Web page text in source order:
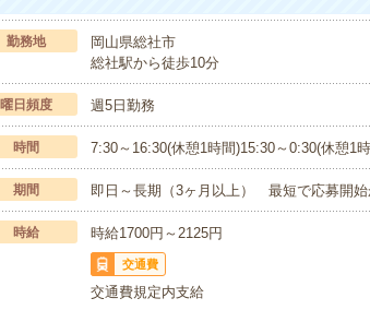
勤務地
岡山県総社市
総社駅から徒歩10分
曜日頻度 週5日勤務
時間 7:30～16:30(休憩1時間)15:30～0:30(休憩1
期間 即日～長期（3ヶ月以上） 最短で応募開始
時給 時給1700円～2125円
交通費
交通費規定内支給